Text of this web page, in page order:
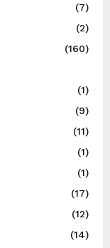
(7)
(2)
(160)
(1)
(9)
(11)
(1)
(1)
(17)
(12)
(14)